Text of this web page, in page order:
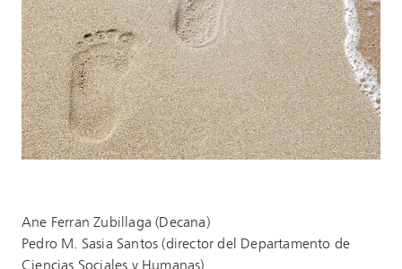
Ane Ferran Zubillaga (Decana)
Pedro M. Sasia Santos (director del Departamento de
Ciencias Sociales y Humanas)